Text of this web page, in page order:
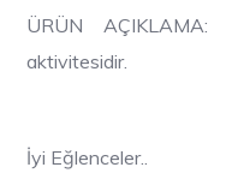
ÜRÜN
aktivitesidir.
İyi Eğlenceler..